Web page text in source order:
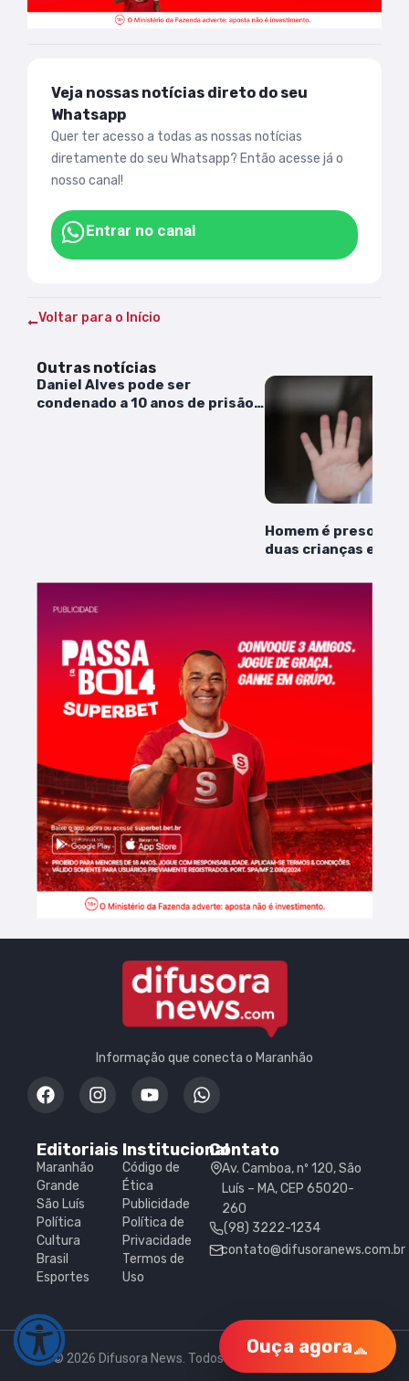
Veja nossas notícias direto do seu
Whatsapp
Quer ter acesso a todas as nossas notícias
diretamente do seu Whatsapp? Então acesse já o
nosso canal!
Entrar no canal
Voltar para o Início
Outras notícias
Daniel Alves pode ser
condenado a 10 anos de prisão,
Homem é preso
duas crianças em
Informação que conecta o Maranhão
Editoriais
Maranhão
Grande
São Luís
Política
Cultura
Brasil
Esportes
Institucional
Código de
Ética
Publicidade
Política de
Privacidade
Termos de
Uso
Contato
Av. Camboa, nº 120, São
Luís – MA, CEP 65020-
260
(98) 3222-1234
contato@difusoranews.com.br
© 2026 Difusora News. Todos os direitos reservados.
Ouça agora